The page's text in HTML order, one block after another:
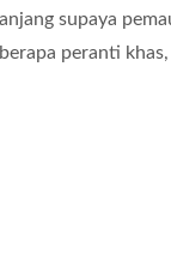
supaya
peranti